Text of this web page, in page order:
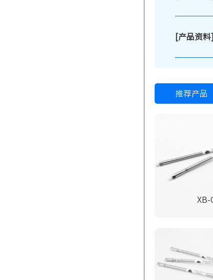
[产品资
推荐产品
XB-